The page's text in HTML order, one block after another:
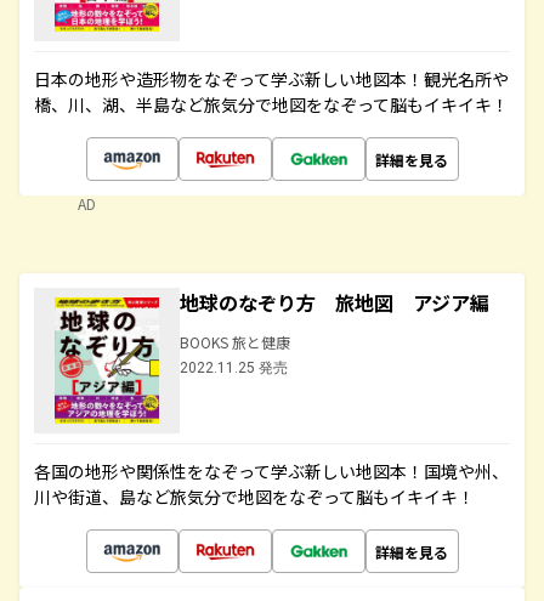
日本の地形や造形物をなぞって学ぶ新しい地図本！観光名所や
橋、川、湖、半島など旅気分で地図をなぞって脳もイキイキ！
詳細を見る
AD
地球のなぞり方 旅地図 アジア編
BOOKS 旅と健康
2022.11.25 発売
各国の地形や関係性をなぞって学ぶ新しい地図本！国境や州、
川や街道、島など旅気分で地図をなぞって脳もイキイキ！
詳細を見る